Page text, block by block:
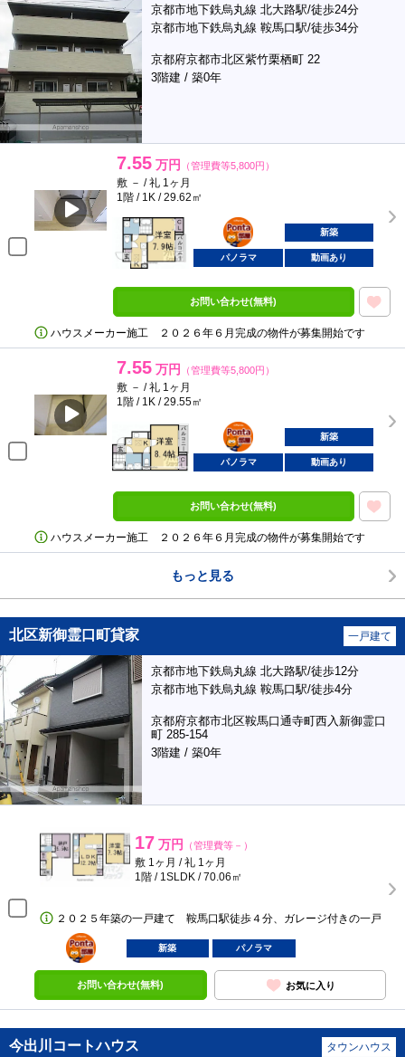
京都市地下鉄烏丸線 北大路駅/徒歩24分
京都市地下鉄烏丸線 鞍馬口駅/徒歩34分
京都府京都市北区紫竹栗栖町 22
3階建 / 築0年
7.55 万円 （管理費等5,800円）
敷 － / 礼 1ヶ月
1階 / 1K / 29.62㎡
ポンタ
部屋
新築
パノラマ 動画あり
お問い合わせ(無料)
ハウスメーカー施工 ２０２６年６月完成の物件が募集開始です
7.55 万円 （管理費等5,800円）
敷 － / 礼 1ヶ月
1階 / 1K / 29.55㎡
ポンタ
部屋
新築
パノラマ 動画あり
お問い合わせ(無料)
ハウスメーカー施工 ２０２６年６月完成の物件が募集開始です
もっと見る
北区新御霊口町貸家 一戸建て
京都市地下鉄烏丸線 北大路駅/徒歩12分
京都市地下鉄烏丸線 鞍馬口駅/徒歩4分
京都府京都市北区鞍馬口通寺町西入新御霊口
町 285-154
3階建 / 築0年
17 万円 （管理費等－）
敷 1ヶ月 / 礼 1ヶ月
1階 / 1SLDK / 70.06㎡
２０２５年築の一戸建て 鞍馬口駅徒歩４分、ガレージ付きの一戸
ポンタ
部屋
新築 パノラマ
お問い合わせ(無料) お気に入り
今出川コートハウス タウンハウス